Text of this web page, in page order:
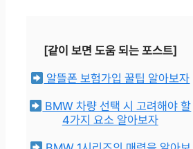
[같이 보면 도움 되는 포스트]
알뜰폰 보험가입 꿀팁 알아보자
BMW 차량 선택 시 고려해야 할
4가지 요소 알아보자